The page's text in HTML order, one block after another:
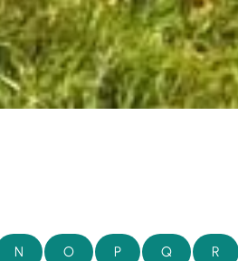
N O P Q R